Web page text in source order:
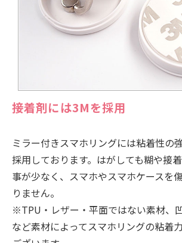
接着剤には3Mを採用
ミラー付きスマホリングには粘着性の
採用しております。はがしても糊や接
事が少なく、スマホやスマホケースを
りません。
※TPU・レザー・平面ではない素材、
など素材によってスマホリングの粘着